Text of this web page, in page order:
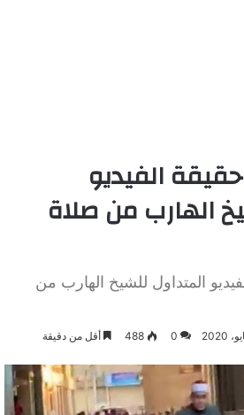
الفيديو
الهارب من صلاة
المتداول للشيخ الهارب من
0
488 أقل من دقيقة